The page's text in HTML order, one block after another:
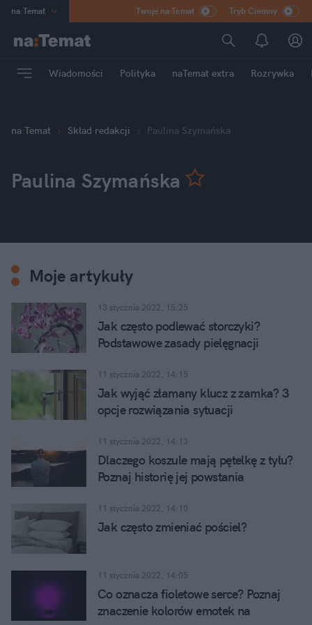
na:Temat
Poland
mama
Rozrywka
Twoje na:Temat Tryb Ciemny
Wiadomości Polityka naTemat extra Rozrywka
na:Temat Skład redakcji Paulina Szymańska
Paulina Szymańska
Moje artykuły
13 stycznia 2022, 15:25
Jak często podlewać storczyki?
Podstawowe zasady pielęgnacji
11 stycznia 2022, 14:15
Jak wyjąć złamany klucz z zamka? 3
opcje rozwiązania sytuacji
11 stycznia 2022, 14:13
Dlaczego koszule mają pętelkę z tyłu?
Poznaj historię jej powstania
11 stycznia 2022, 14:10
Jak często zmieniać pościel?
11 stycznia 2022, 14:05
Co oznacza fioletowe serce? Poznaj
znaczenie kolorów emotek na